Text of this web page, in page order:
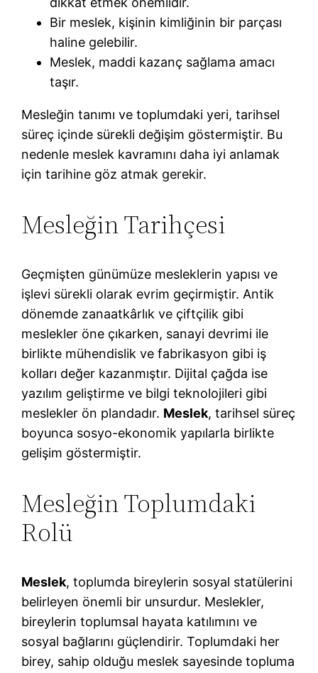
Bir meslek, kişinin kimliğinin bir parçası
haline gelebilir.
Meslek, maddi kazanç sağlama amacı
taşır.
Mesleğin tanımı ve toplumdaki yeri, tarihsel
süreç içinde sürekli değişim göstermiştir. Bu
nedenle meslek kavramını daha iyi anlamak
için tarihine göz atmak gerekir.
Mesleğin Tarihçesi
Geçmişten günümüze mesleklerin yapısı ve
işlevi sürekli olarak evrim geçirmiştir. Antik
dönemde zanaatkârlık ve çiftçilik gibi
meslekler öne çıkarken, sanayi devrimi ile
birlikte mühendislik ve fabrikasyon gibi iş
kolları değer kazanmıştır. Dijital çağda ise
yazılım geliştirme ve bilgi teknolojileri gibi
meslekler ön plandadır. Meslek, tarihsel süreç
boyunca sosyo-ekonomik yapılarla birlikte
gelişim göstermiştir.
Mesleğin Toplumdaki
Rolü
Meslek, toplumda bireylerin sosyal statülerini
belirleyen önemli bir unsurdur. Meslekler,
bireylerin toplumsal hayata katılımını ve
sosyal bağlarını güçlendirir. Toplumdaki her
birey, sahip olduğu meslek sayesinde topluma